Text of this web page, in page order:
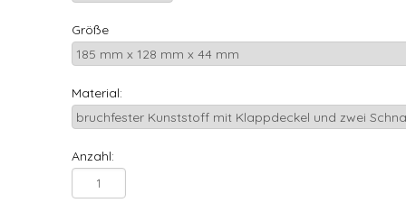
Größe
Material:
Anzahl: